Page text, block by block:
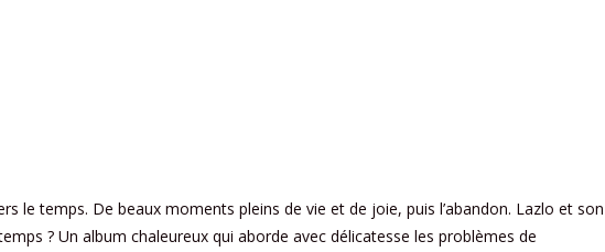
le temps. De beaux moments pleins de vie et de joie, puis l’abandon. Lazlo et son
? Un album chaleureux qui aborde avec délicatesse les problèmes de